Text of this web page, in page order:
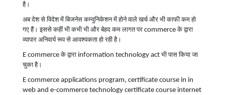
है।
अब देश से विदेश में बिजनेस कम्युनिकेशन में होने वाले खर्च और भी काफी कम हो
गए हैं। इससे कहीं भी कभी भी और बेहद कम लागत पर commerceके द्वारा
व्यापार अनिवार्य रूप से आवश्यकता हो रही है।
E commerceके द्वारा information technology act भी पास किया जा
चुका है।
E commerce applications program, certificate course in in
web and e-commerce technology certificate course internet